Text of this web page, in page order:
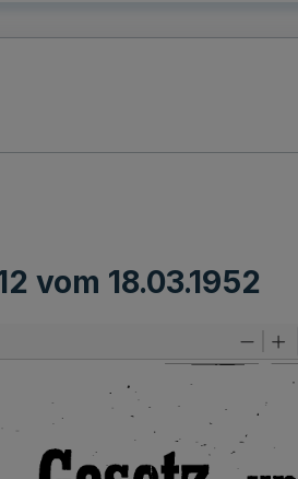
vom 18.03.1952